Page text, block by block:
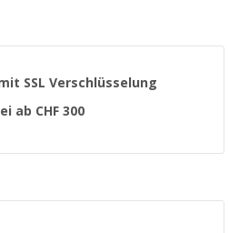
SSL Verschlüsselung
ab CHF 300